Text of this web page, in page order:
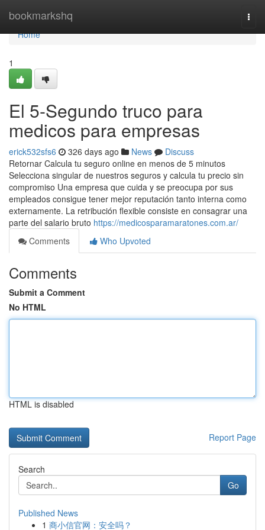
bookmarkshq
Home
Home
1
El 5-Segundo truco para
medicos para empresas
erick532sfs6 326 days ago News
Discuss
Retornar Calcula tu seguro online en menos de 5 minutos
Selecciona singular de nuestros seguros y calcula tu precio sin
compromiso Una empresa que cuida y se preocupa por sus
empleados consigue tener mejor reputación tanto interna como
externamente. La retribución flexible consiste en consagrar una
parte del salario bruto https://medicosparamaratones.com.ar/
Comments
Who Upvoted
Comments
Submit a Comment
No HTML
HTML is disabled
Report Page
Search
Go
Published News
1 商小信官网：安全吗？